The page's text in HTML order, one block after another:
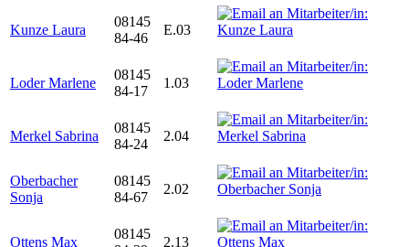
Kunze Laura
08145
84-46
E.03
Loder Marlene
08145
84-17
1.03
Merkel Sabrina
08145
84-24
2.04
Oberbacher
Sonja
08145
84-67
2.02
Ottens Max
08145
2.13